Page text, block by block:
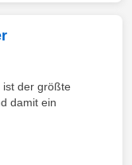
ist der größte
damit ein